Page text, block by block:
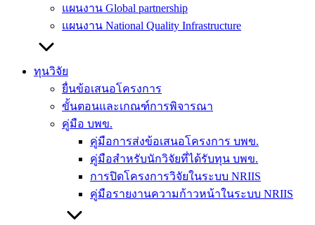
แผนงาน Global partnership
แผนงาน National Quality Infrastructure
ทุนวิจัย
ยื่นข้อเสนอโครงการ
ขั้นตอนและเกณฑ์การพิจารณา
คู่มือ บพข.
คู่มือการส่งข้อเสนอโครงการ บพข.
คู่มือสำหรับนักวิจัยที่ได้รับทุน บพข.
การปิดโครงการวิจัยในระบบ NRIIS
คู่มือรายงานความก้าวหน้าในระบบ NRIIS